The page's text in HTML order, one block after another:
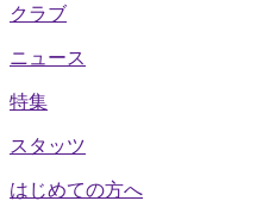
クラブ
ニュース
特集
スタッツ
はじめての方へ